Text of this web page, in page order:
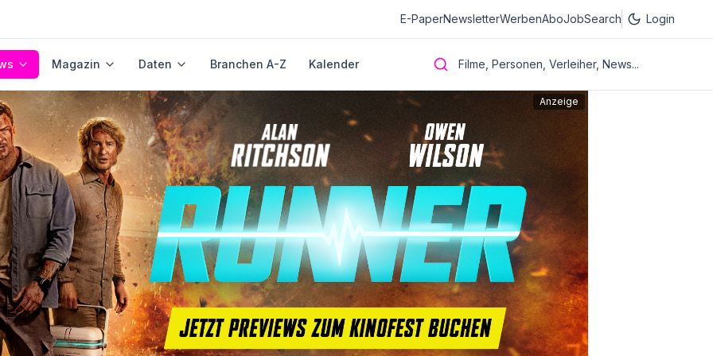
E-PaperNewsletterWerbenAboJobSearch Login
Magazin Daten Branchen A-Z Kalender Filme, Personen, Verleiher, News...
Anzeige